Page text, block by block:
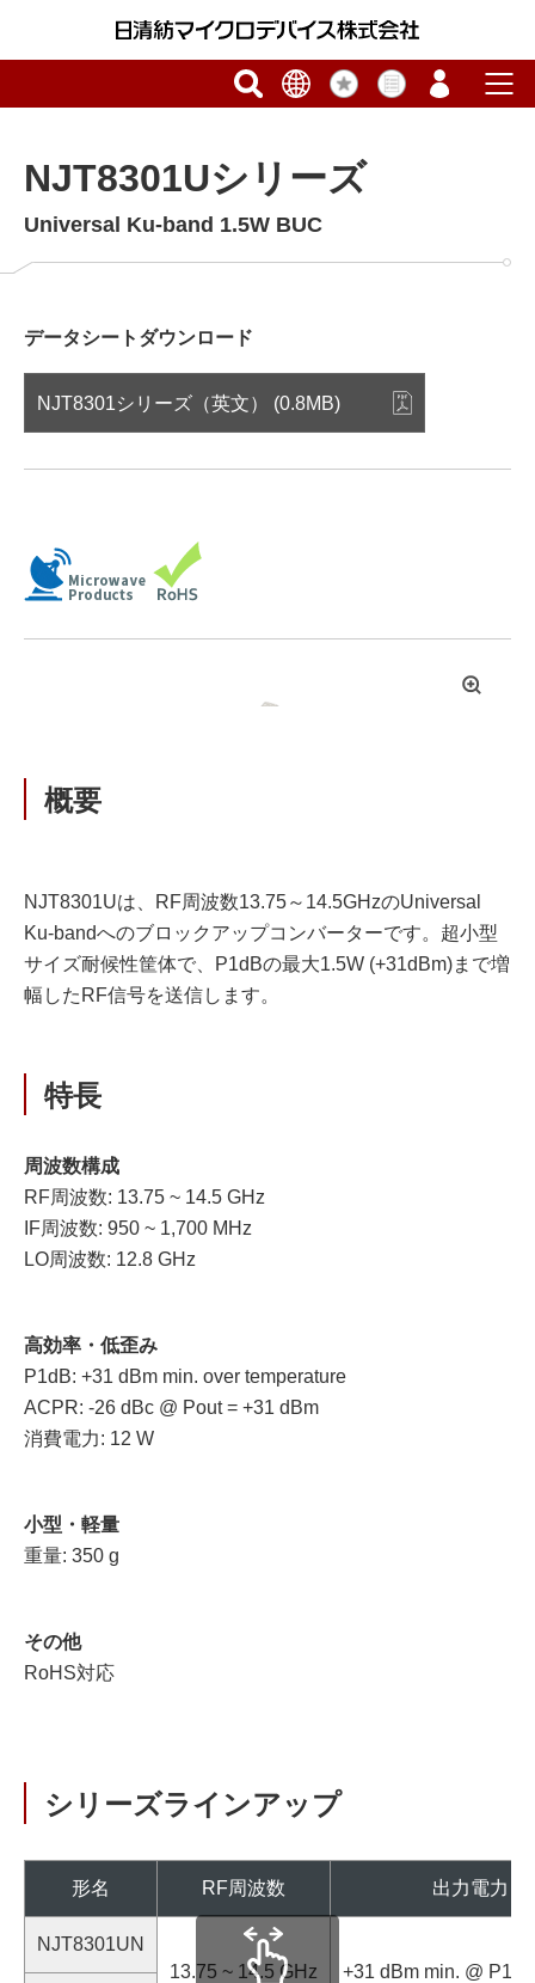
NJT8301Uシリーズ
Universal Ku-band 1.5W BUC
データシートダウンロード
NJT8301シリーズ（英文） (0.8MB)
拡
概要
NJT8301Uは、RF周波数13.75～14.5GHzのUniversal
Ku-bandへのブロックアップコンバーターです。超小型
サイズ耐候性筐体で、P1dBの最大1.5W (+31dBm)まで増
幅したRF信号を送信します。
特長
周波数構成
RF周波数: 13.75 ~ 14.5 GHz
IF周波数: 950 ~ 1,700 MHz
LO周波数: 12.8 GHz
高効率・低歪み
P1dB: +31 dBm min. over temperature
ACPR: -26 dBc @ Pout = +31 dBm
消費電力: 12 W
小型・軽量
重量: 350 g
その他
RoHS対応
シリーズラインアップ
形名 RF周波数 出力電力
NJT8301UN
13.75 ~ 14.5 GHz
+31 dBm min. @